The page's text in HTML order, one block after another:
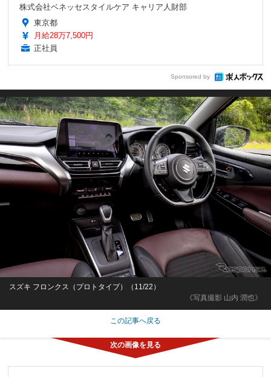
株式会社ベネッセスタイルケア キャリア人財部
東京都
月給28万7,500円
正社員
Sponsored by
《写真撮影 山内 潤也》
スズキ フロンクス（プロトタイプ）（11/22）
この記事へ戻る